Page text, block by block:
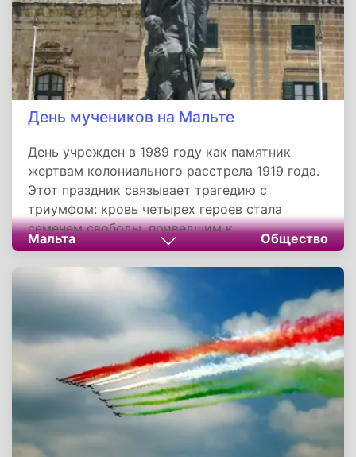
День мучеников на Мальте
День учрежден в 1989 году как памятник
жертвам колониального расстрела 1919 года.
Этот праздник связывает трагедию с
триумфом: кровь четырех героев стала
семенем свободы, приведшим к
независимости острова. Через век после
событий мальтийцы чтят их имена не только
как мучеников, но как отцов нации,
доказавших: даже малый народ велик, когда
борется за справедливость. Их наследие — не
камни монументов, а живая демократия
Мальты.
Мальта Общество